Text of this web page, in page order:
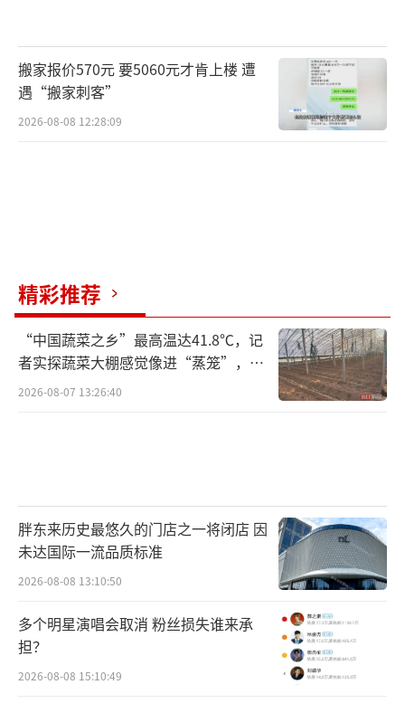
联动。
二是做足“工业旅游+”，叠加餐饮、文
创、康养等业态。
3000亿元只是这条赛道的起点，当工业实
力遇上文旅表达，中国制造还将解锁更多想象
搬家报价570元 要5060元才肯上楼 遭
遇“搬家刺客”
2026-08-08 12:28:09
精彩推荐
“中国蔬菜之乡”最高温达41.8℃，记
者实探蔬菜大棚感觉像进“蒸笼”，有
村民称只能凌晨两点起来干活
2026-08-07 13:26:40
胖东来历史最悠久的门店之一将闭店 因
未达国际一流品质标准
2026-08-08 13:10:50
多个明星演唱会取消 粉丝损失谁来承
担？
2026-08-08 15:10:49